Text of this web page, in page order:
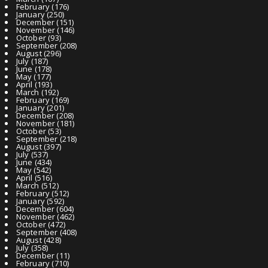
February(176)
January(250)
December(151)
November(146)
October(93)
September(208)
August(296)
July(187)
June(178)
May(177)
April (193)
March (192)
February(169)
January(201)
December(208)
November(181)
October(53)
September(218)
August(397)
July(537)
June(434)
May(542)
April (516)
March (512)
February(512)
January(592)
December(604)
November(462)
October(472)
September (408)
August(428)
July(358)
December(11)
February(710)